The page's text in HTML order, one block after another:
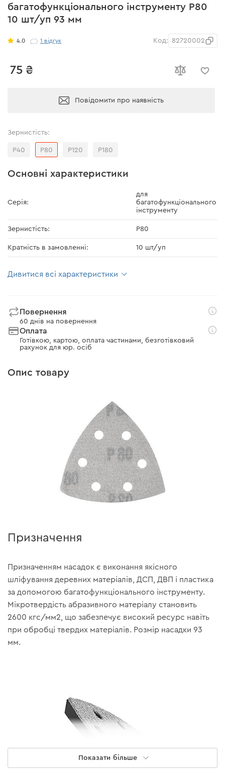
багатофункціонального інструменту Р80
10 шт/уп 93 мм
4.0 1 відгук Код: 82720002
75 ₴
Повідомити про наявність
Зернистість:
Р40 Р80 Р120 Р180
Основні характеристики
Серія:
для
багатофункціонального
інструменту
Зернистість: Р80
Кратність в замовленні: 10 шт/уп
Дивитися всі характеристики
Повернення
60 днів на повернення
Оплата
Готівкою, картою, оплата частинами, безготівковий
рахунок для юр. осіб
Опис товару
Призначення
Призначенням насадок є виконання якісного
шліфування деревних матеріалів, ДСП, ДВП і пластика
за допомогою багатофункціонального інструменту.
Мікротвердість абразивного матеріалу становить
2600 кгс/мм2, що забезпечує високий ресурс навіть
при обробці твердих матеріалів. Розмір насадки 93
мм.
Показати більше